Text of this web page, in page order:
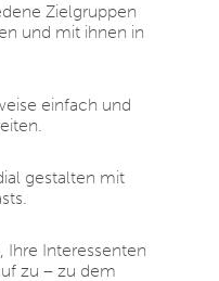
Zielgruppen
und mit ihnen in
einfach und
gestalten mit
Ihre Interessenten
zu – zu dem